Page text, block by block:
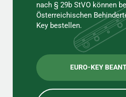
nach § 29b StVO können
Österreichischen
Key bestellen.
EURO-KEY